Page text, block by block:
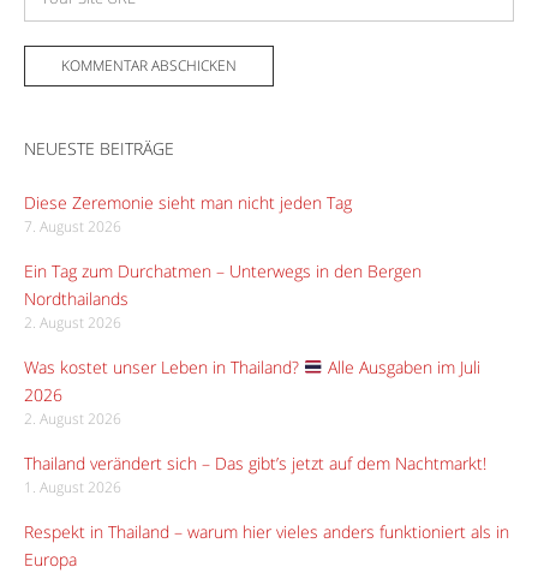
NEUESTE BEITRÄGE
Diese Zeremonie sieht man nicht jeden Tag
7. August 2026
Ein Tag zum Durchatmen – Unterwegs in den Bergen
Nordthailands
2. August 2026
Was kostet unser Leben in Thailand?
Alle Ausgaben im Juli
2026
2. August 2026
Thailand verändert sich – Das gibt’s jetzt auf dem Nachtmarkt!
1. August 2026
Respekt in Thailand – warum hier vieles anders funktioniert als in
Europa